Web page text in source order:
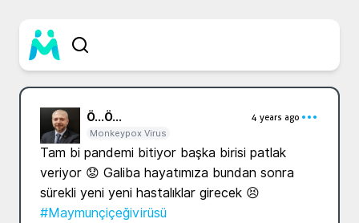
Ö...Ö...
4 years ago
Monkeypox Virus
Tam bi pandemi bitiyor başka birisi patlak
veriyor 😟 Galiba hayatımıza bundan sonra
#Maymunçiçeğivirüsü